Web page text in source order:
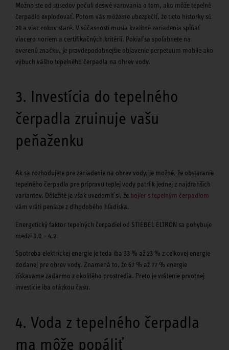
Možno ste od susedov počuli desivé varovania o tom, ako môže tepelné
čerpadlo explodovať. Potom vás môžeme ubezpečiť, že tieto historky sú
20 a viac rokov staré. V súčasnosti musia kvalitné zariadenia spĺňať
viacero noriem a certifikačných kritérií. Pokiaľ sa spoľahnete na
overenú značku, je pravdepodobnejšie objavenie perpetuum mobile ako
výbuch vášho tepelného čerpadla na ohrev vody.
3. Investícia do tepelného
čerpadla zruinuje vašu
peňaženku
Ak sa rozhodujete pre zariadenie na ohrev vody, je možné, že obstaranie
tepelného čerpadla pre prípravu teplej vody patrí k jednej z najdrahších
variantov. Dôležité je však uvedomiť si, že bojler s tepelným čerpadlom
vám vráti peniaze z dlhodobého hľadiska.
Energetický faktor tepelných čerpadiel od STIEBEL ELTRON sa pohybuje
medzi 3,0 – 4,2.
Spotreba elektrickej energie je teda iba 33 % až 23 % z celkovej energie
dodanej pre ohrev vody. Znamená to, že 67 % až 77 % energie
získavame zadarmo z okolitého prostredia. Preto je vrátenie prvotnej
investície iba otázkou času.
4. Voda z tepelného čerpadla
ma môže popáliť